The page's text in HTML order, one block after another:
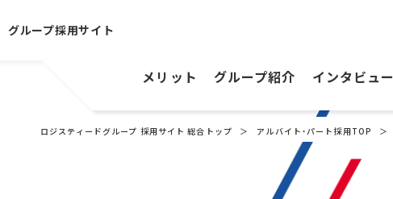
グループ採用サイト
メリット グループ紹介 インタビュー
ロジスティードグループ 採用サイト 総合トップ アルバイト・パート採用TOP